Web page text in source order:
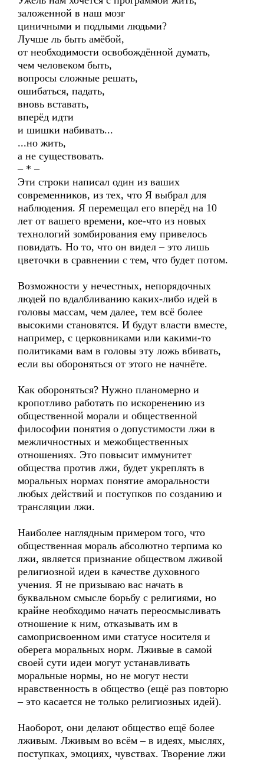
заложенной в наш мозг
циничными и подлыми людьми?
Лучше ль быть амёбой,
от необходимости освобождённой думать,
чем человеком быть,
вопросы сложные решать,
ошибаться, падать,
вновь вставать,
вперёд идти
и шишки набивать...
...но жить,
а не существовать.
– * –
Эти строки написал один из ваших
современников, из тех, что Я выбрал для
наблюдения. Я перемещал его вперёд на 10
лет от вашего времени, кое-что из новых
технологий зомбирования ему привелось
повидать. Но то, что он видел – это лишь
цветочки в сравнении с тем, что будет потом.
Возможности у нечестных, непорядочных
людей по вдалбливанию каких-либо идей в
головы массам, чем далее, тем всё более
высокими становятся. И будут власти вместе,
например, с церковниками или какими-то
политиками вам в головы эту ложь вбивать,
если вы обороняться от этого не начнёте.
Как обороняться? Нужно планомерно и
кропотливо работать по искоренению из
общественной морали и общественной
философии понятия о допустимости лжи в
межличностных и межобщественных
отношениях. Это повысит иммунитет
общества против лжи, будет укреплять в
моральных нормах понятие аморальности
любых действий и поступков по созданию и
трансляции лжи.
Наиболее наглядным примером того, что
общественная мораль абсолютно терпима ко
лжи, является признание обществом лживой
религиозной идеи в качестве духовного
учения. Я не призываю вас начать в
буквальном смысле борьбу с религиями, но
крайне необходимо начать переосмысливать
отношение к ним, отказывать им в
самоприсвоенном ими статусе носителя и
оберега моральных норм. Лживые в самой
своей сути идеи могут устанавливать
моральные нормы, но не могут нести
нравственность в общество (ещё раз повторю
– это касается не только религиозных идей).
Наоборот, они делают общество ещё более
лживым. Лживым во всём – в идеях, мыслях,
поступках, эмоциях, чувствах. Творение лжи